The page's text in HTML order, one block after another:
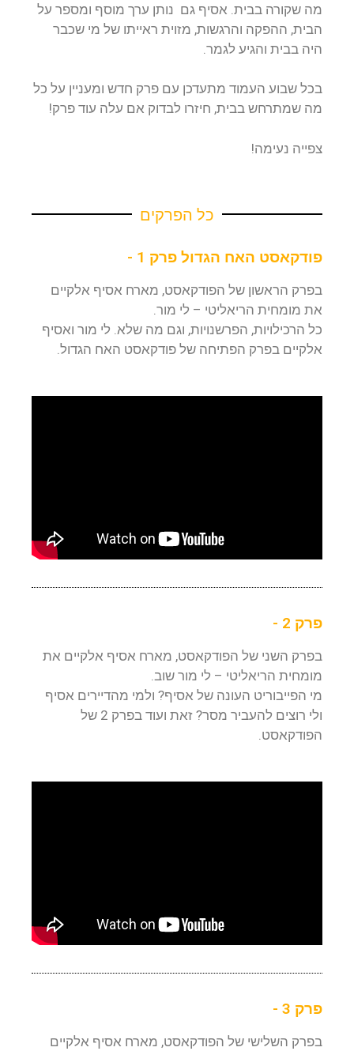
מה שקורה בבית. אסיף גם נותן ערך מוסף ומספר על
הבית, ההפקה והרגשות, מזוית ראייתו של מי שכבר
היה בבית והגיע לגמר.
בכל שבוע העמוד מתעדכן עם פרק חדש ומעניין על כל
מה שמתרחש בבית, חיזרו לבדוק אם עלה עוד פרק!
צפייה נעימה!
כל הפרקים
פודקאסט האח הגדול פרק 1 -
בפרק הראשון של הפודקאסט, מארח אסיף אלקיים
את מומחית הריאליטי – לי מור.
כל הרכילויות, הפרשנויות, וגם מה שלא. לי מור ואסיף
אלקיים בפרק הפתיחה של פודקאסט האח הגדול.
פרק 2 -
בפרק השני של הפודקאסט, מארח אסיף אלקיים את
מומחית הריאליטי – לי מור שוב.
מי הפייבוריט העונה של אסיף? ולמי מהדיירים אסיף
ולי רוצים להעביר מסר? זאת ועוד בפרק 2 של
הפודקאסט.
פרק 3 -
בפרק השלישי של הפודקאסט, מארח אסיף אלקיים